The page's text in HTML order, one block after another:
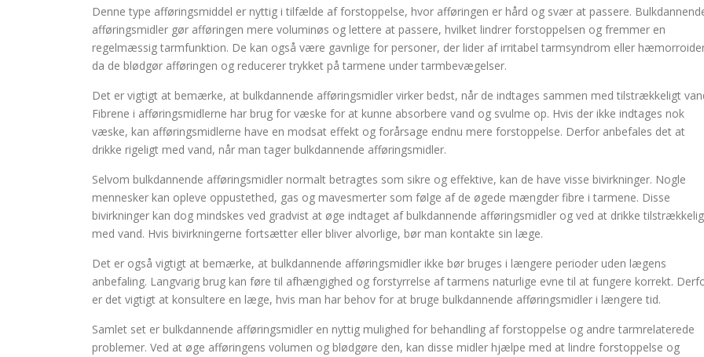
Denne type afføringsmiddel er nyttig i tilfælde af forstoppelse, hvor afføringen er hård og svær at passere.
afføringsmidler gør afføringen mere voluminøs og lettere at passere, hvilket lindrer forstoppelsen og fremmer en
regelmæssig tarmfunktion. De kan også være gavnlige for personer, der lider af irritabel tarmsyndrom eller
da de blødgør afføringen og reducerer trykket på tarmene under tarmbevægelser.
Det er vigtigt at bemærke, at bulkdannende afføringsmidler virker bedst, når de indtages sammen med tilstrækkeligt
Fibrene i afføringsmidlerne har brug for væske for at kunne absorbere vand og svulme op. Hvis der ikke indtages nok
væske, kan afføringsmidlerne have en modsat effekt og forårsage endnu mere forstoppelse. Derfor anbefales det at
drikke rigeligt med vand, når man tager bulkdannende afføringsmidler.
Selvom bulkdannende afføringsmidler normalt betragtes som sikre og effektive, kan de have visse bivirkninger. Nogle
mennesker kan opleve oppustethed, gas og mavesmerter som følge af de øgede mængder fibre i tarmene. Disse
bivirkninger kan dog mindskes ved gradvist at øge indtaget af bulkdannende afføringsmidler og ved at drikke
med vand. Hvis bivirkningerne fortsætter eller bliver alvorlige, bør man kontakte sin læge.
Det er også vigtigt at bemærke, at bulkdannende afføringsmidler ikke bør bruges i længere perioder uden lægens
anbefaling. Langvarig brug kan føre til afhængighed og forstyrrelse af tarmens naturlige evne til at fungere korrekt.
er det vigtigt at konsultere en læge, hvis man har behov for at bruge bulkdannende afføringsmidler i længere tid.
Samlet set er bulkdannende afføringsmidler en nyttig mulighed for behandling af forstoppelse og andre tarmrelaterede
problemer. Ved at øge afføringens volumen og blødgøre den, kan disse midler hjælpe med at lindre forstoppelse og